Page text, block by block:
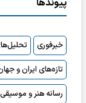
پیوندها
خبرفوری
تازه‌های ایران و
رسانه هنر و موسیقی